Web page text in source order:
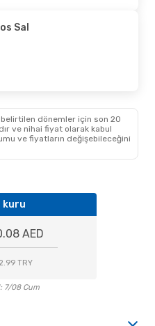
Sal
dönemler için son 20
ve nihai fiyat olarak kabul
ve fiyatların değişebileceğini
kuru
AED
TRY
7/08 Cum